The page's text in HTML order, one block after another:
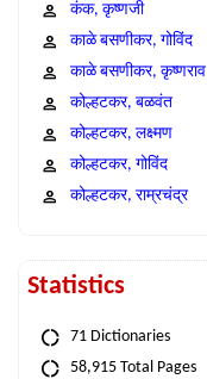
कंक, कृष्णजी
काळे बसणीकर, गोविंद
काळे बसणीकर, कृष्णराव
कोल्हटकर, बळवंत
कोल्हटकर, लक्ष्मण
कोल्हटकर, गोविंद
कोल्हटकर, राम्रचंद्र
Statistics
71 Dictionaries
58,915 Total Pages